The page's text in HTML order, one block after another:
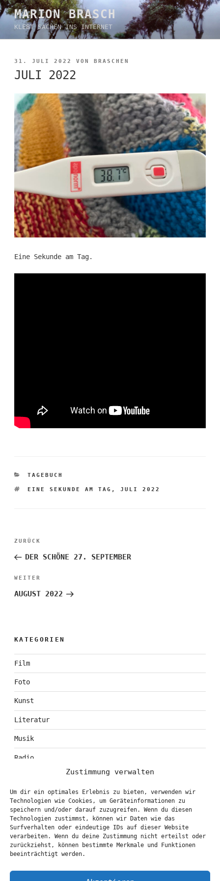
Zustimmung verwalten
Um dir ein optimales Erlebnis zu bieten, verwenden wir
Technologien wie Cookies, um Geräteinformationen zu
speichern und/oder darauf zuzugreifen. Wenn du diesen
Technologien zustimmst, können wir Daten wie das
Surfverhalten oder eindeutige IDs auf dieser Website
verarbeiten. Wenn du deine Zustimmung nicht erteilst oder
zurückziehst, können bestimmte Merkmale und Funktionen
beeinträchtigt werden.
Zum
Inhalt
springen
MARION BRASCH
KLEBT SACHEN INS INTERNET
VERÖFFENTLICHT
AM
31. JULI 2022 VON BRASCHEN
JULI 2022
Eine Sekunde am Tag.
KATEGORIEN
TAGEBUCH
SCHLAGWÖRTER
EINE SEKUNDE AM TAG ,JULI 2022
Beitragsnavigation
Vorheriger
Beitrag
ZURÜCK
DER SCHÖNE 27. SEPTEMBER
Nächster
Beitrag
WEITER
AUGUST 2022
KATEGORIEN
Film
Foto
Kunst
Literatur
Musik
Radio
Theater
KONTAKT & BOOKING
info@marionbrasch.de